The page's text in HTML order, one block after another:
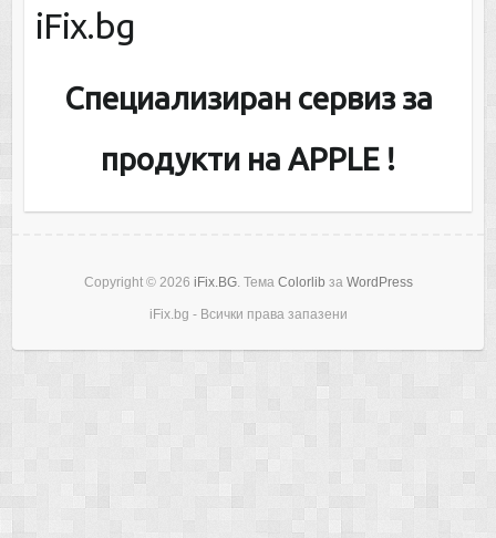
iFix.bg
Специализиран сервиз за
продукти на APPLE !
Copyright © 2026 iFix.BG. Тема Colorlib за WordPress
iFix.bg - Всички права запазени